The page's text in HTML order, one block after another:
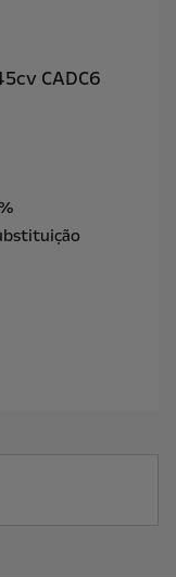
CADC6